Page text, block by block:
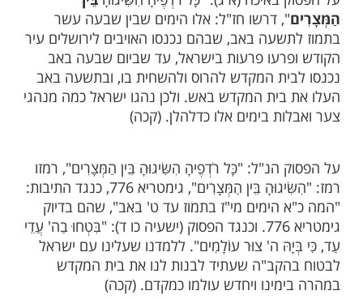
עוד תוכן חדש ומפתיע! התחברו לכל
שלנו בתהיליםבלחיצה כאן >>>​
באיכה (א ג): "כָּל רֹדְפֶיהָ הִשִּׂיגוּהָבֵּין
", דרשו חז"ל: אלו הימים שבין שבעה עשר
באב, שבהם נכנסו האויבים לירושלים עיר
פרעות בישראל, עד שביום שבעה באב
המקדש להרוס ולהשחית בו, ובתשעה באב
המקדש באש. ולכן נהגו ישראל כמה מנהגי